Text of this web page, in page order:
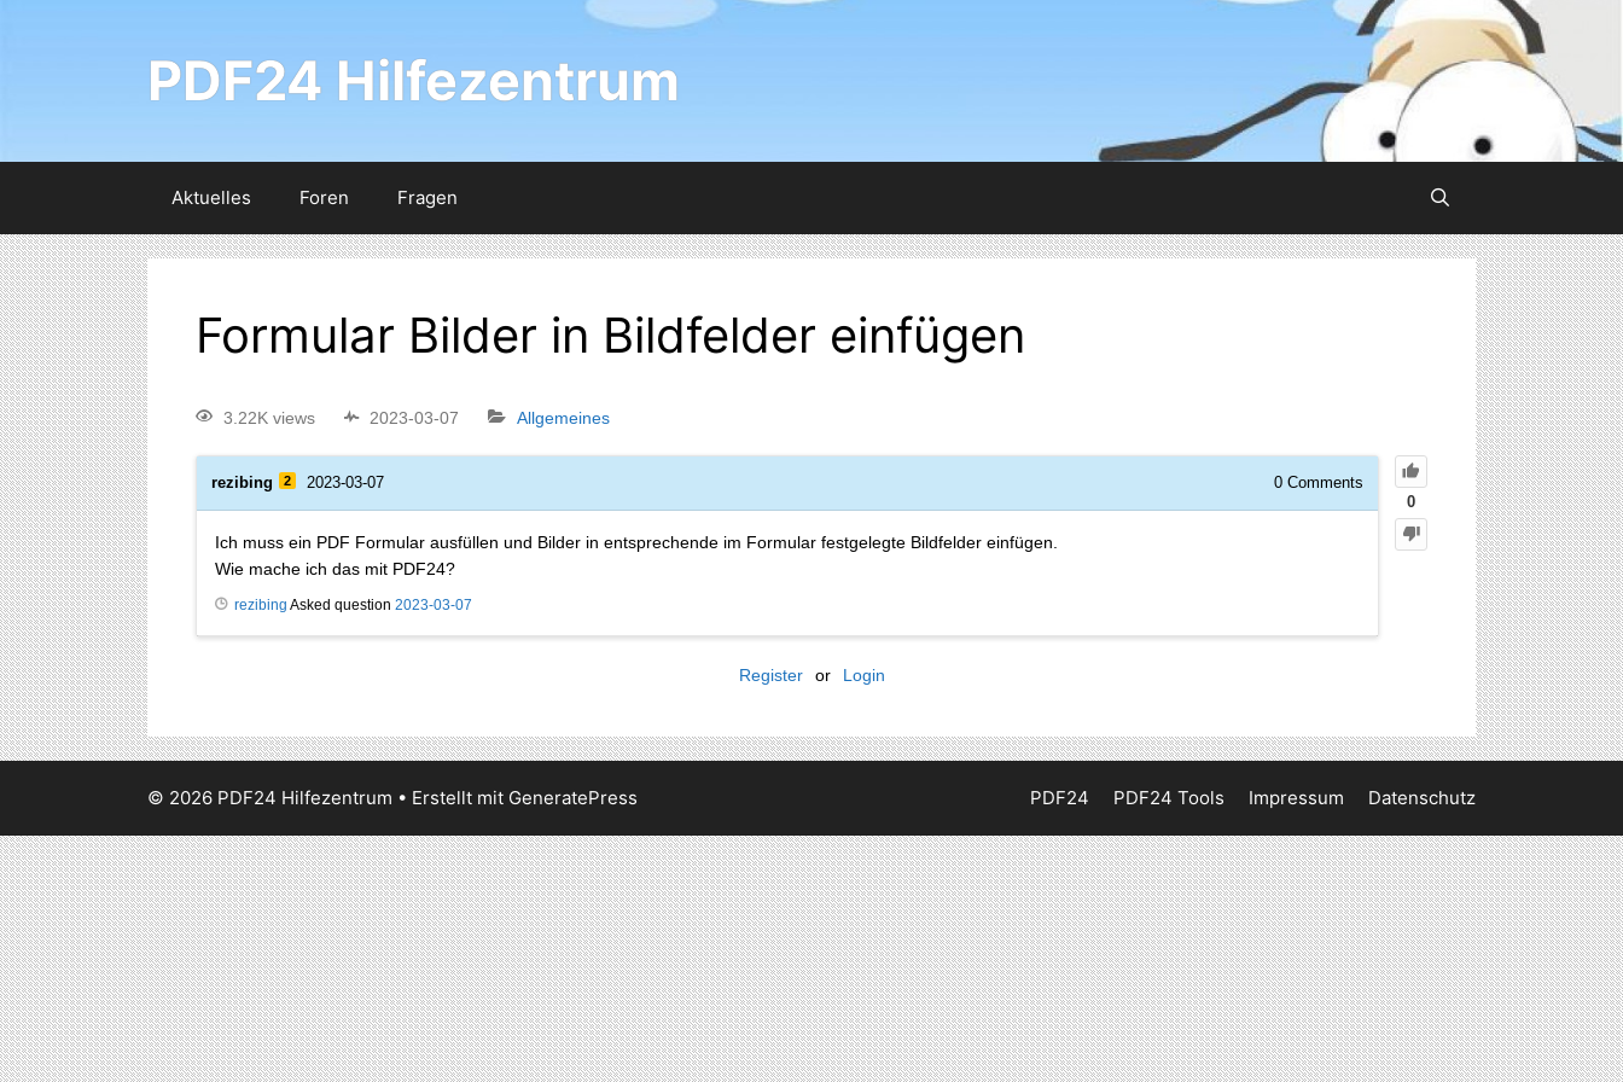
PDF24 Hilfezentrum
Aktuelles Foren Fragen
Formular Bilder in Bildfelder einfügen
3.22K views 2023-03-07 Allgemeines
0
rezibing 2 2023-03-07 0 Comments
Ich muss ein PDF Formular ausfüllen und Bilder in entsprechende im Formular festgelegte Bildfelder einfügen.
Wie mache ich das mit PDF24?
rezibing Asked question 2023-03-07
Register or Login
PDF24 PDF24 Tools Impressum Datenschutz
© 2026 PDF24 Hilfezentrum • Erstellt mit GeneratePress